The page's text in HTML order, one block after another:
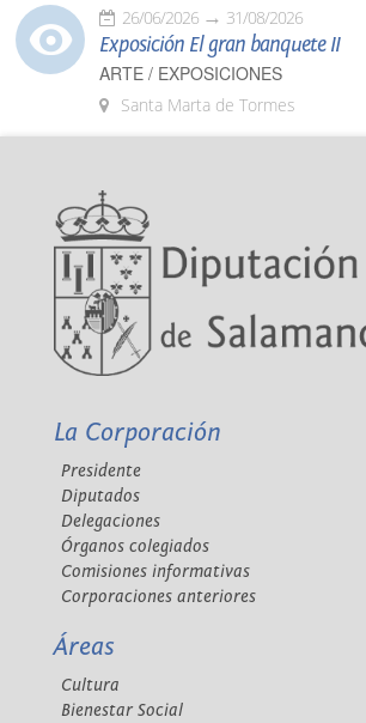
26/06/2026 31/08/2026
Exposición El gran banquete II
ARTE / EXPOSICIONES
Santa Marta de Tormes
La Corporación
Presidente
Diputados
Delegaciones
Órganos colegiados
Comisiones informativas
Corporaciones anteriores
Áreas
Cultura
Bienestar Social